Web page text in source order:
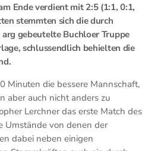
Ende verdient mit 2:5 (1:1, 0:1,
stemmten sich die durch
gebeutelte Buchloer Truppe
schlussendlich behielten die
Minuten die bessere Mannschaft,
aber auch nicht anders zu
Lerchner das erste Match des
Umstände von denen der
dabei neben einigen